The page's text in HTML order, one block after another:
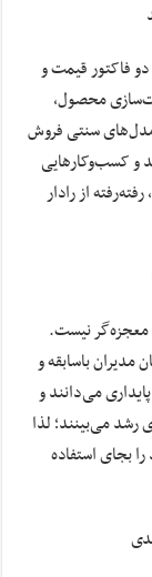
فاکتور قیمت و
محصول،
مدل‌های سنتی فروش
و کسب‌وکارهایی
از رادار
معجزه‌گر نیست.
مدیران باسابقه و
۴۰ ساله را ستون پایداری می‌دانند و
رشد می‌بینند؛ لذا
بجای استفاده